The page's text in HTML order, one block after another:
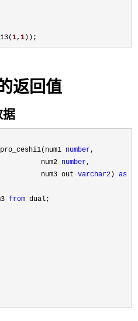
1, 1 ));
返回值
pro_ceshi1(num1 number,
num2
number,
num3 out
varchar2 ) as
from